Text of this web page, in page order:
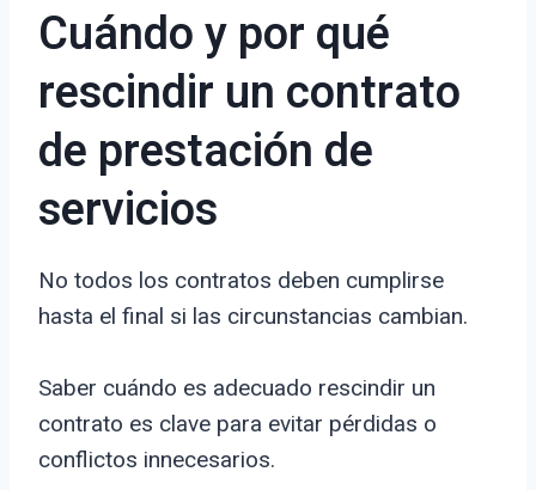
Cuándo y por qué
rescindir un contrato
de prestación de
servicios
No todos los contratos deben cumplirse
hasta el final si las circunstancias cambian.
Saber cuándo es adecuado rescindir un
contrato es clave para evitar pérdidas o
conflictos innecesarios.